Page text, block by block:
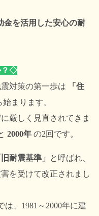
金を活用した安心の耐
？◇
対策の第一歩は
「住
始まります。
厳しく見直されてきま
2000年 の2回です。
旧耐震基準」
と呼ばれ、
を受けて改正されまし
、1981～2000年に建